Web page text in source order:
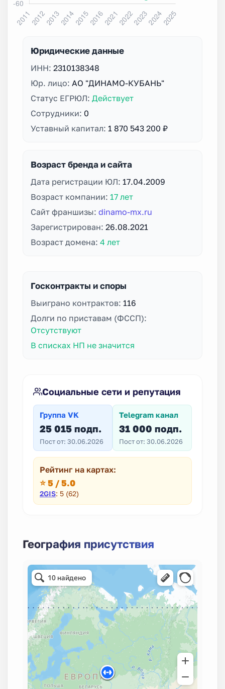
Юридические данные
ИНН: 2310138348
Юр. лицо: АО "ДИНАМО-КУБАНЬ"
Статус ЕГРЮЛ: Действует
Сотрудники: 0
Уставный капитал: 1 870 543 200 ₽
Возраст бренда и сайта
Дата регистрации ЮЛ: 17.04.2009
Возраст компании: 17 лет
Сайт франшизы: dinamo-mx.ru
Зарегистрирован: 26.08.2021
Возраст домена: 4 лет
Госконтракты и споры
Выиграно контрактов: 116
Долги по приставам (ФССП):
Отсутствуют
В списках НП не значится
Социальные сети и репутация
Группа VK
25 015 подп.
Пост от: 30.06.2026
Telegram канал
31 000 подп.
Пост от: 30.06.2026
Рейтинг на картах:
⭐ 5 / 5.0
2GIS: 5 (62)
География присутствия